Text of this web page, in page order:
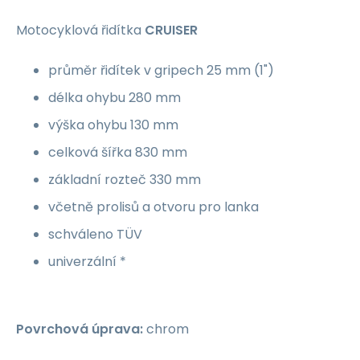
Motocyklová řidítka CRUISER
průměr řidítek v gripech 25 mm (1")
délka ohybu 280 mm
výška ohybu 130 mm
celková šířka 830 mm
základní rozteč 330 mm
včetně prolisů a otvoru pro lanka
schváleno TÜV
univerzální *
Povrchová úprava:chrom